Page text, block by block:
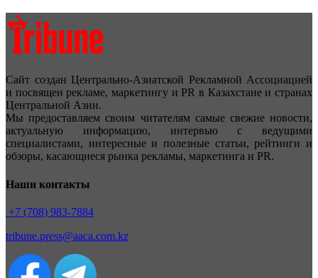
Сайт создан Центрально-Азиатской Рекламной Ассоциацией
и посвящен рекламе, маркетингу и PR в Казахстане и странах
Центральной Азии.
Мы предоставляем своим читателям самые свежие новости,
актуальную информацию, интервью с ведущими
специалистами, интересные и полезные статьи, рейтинги и
обзоры, касающиеся рынка рекламы, маркетинга и PR.
Наши контакты
+7 (708) 983-7884
tribune.press@aaca.com.kz